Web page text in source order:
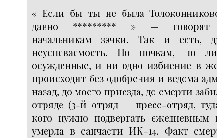
« Если бы ты не была
давно ********* » — говорят
начальникам зэчки. Так и есть,
неуспеваемость. По почкам, по
осужденные, и ни одно избиение в
происходит без одобрения и ведома
назад, до моего приезда, до смерти
отряде (3-й отряд — пресс-отряд,
кого нужно подвергать ежедневным
умерла в санчасти ИК-14. Факт